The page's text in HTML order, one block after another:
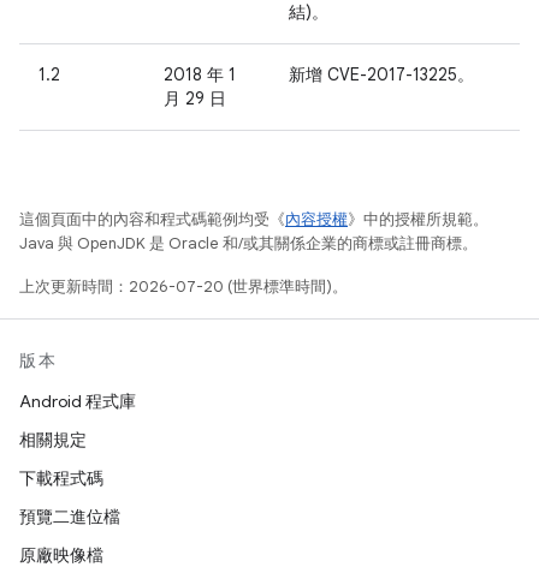
結)。
1.2
2018 年 1
月 29 日
新增 CVE-2017-13225。
這個頁面中的內容和程式碼範例均受《內容授權》中的授權所規範。
Java 與 OpenJDK 是 Oracle 和/或其關係企業的商標或註冊商標。
上次更新時間：2026-07-20 (世界標準時間)。
版本
Android 程式庫
相關規定
下載程式碼
預覽二進位檔
原廠映像檔